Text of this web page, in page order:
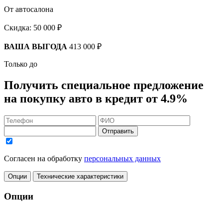
От автосалона
Скидка: 50 000 ₽
ВАША ВЫГОДА 413 000 ₽
Только до
Получить специальное предложение
на покупку авто в кредит от 4.9%
Отправить
Согласен на обработку персональных данных
Опции Технические характеристики
Опции